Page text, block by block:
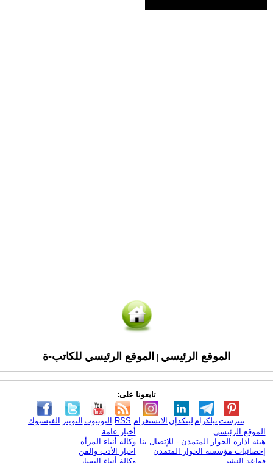
الموقع الرئيسي الموقع الرئيسي للكاتب-ة
تابعونا على:
الفيسبوك التويتر اليوتيوب RSS الانستغرام لينكدإن تيلكرامبنترست
الموقع الرئيسي
هيئة ادارة الحوار المتمدن - للإتصال بنا
إحصائيات مؤسسة الحوار المتمدن
قواعد النشر
أخبار عامة
وكالة أنباء المرأة
اخبار الأدب والفن
وكالة أنباء اليسار